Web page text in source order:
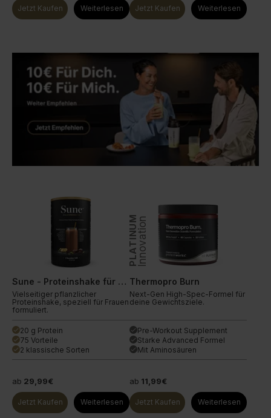
Jetzt Kaufen Weiterlesen Jetzt Kaufen Weiterlesen
Sune - Proteinshake für Frauen
Vielseitiger pflanzlicher
Proteinshake, speziell für Frauen
formuliert.
done 20 g Protein
done 75 Vorteile
done 2 klassische Sorten
ab 29,99€
Jetzt Kaufen Weiterlesen
PLATINUMInnovation
Thermopro Burn
Next-Gen High-Spec-Formel für
deine Gewichtsziele.
done Pre-Workout Supplement
done Starke Advanced Formel
done Mit Aminosäuren
ab 11,99€
Jetzt Kaufen Weiterlesen